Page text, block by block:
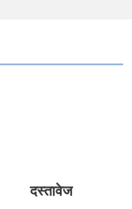
दस्तावेज